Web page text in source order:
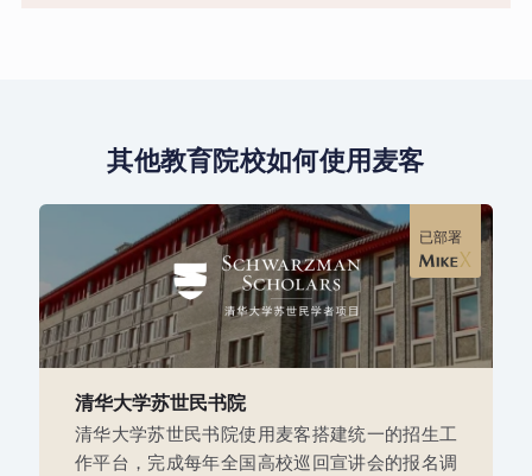
其他教育院校如何使用麦客
已部署
清华大学苏世民书院
清华大学苏世民书院使用麦客搭建统一的招生工
作平台，完成每年全国高校巡回宣讲会的报名调